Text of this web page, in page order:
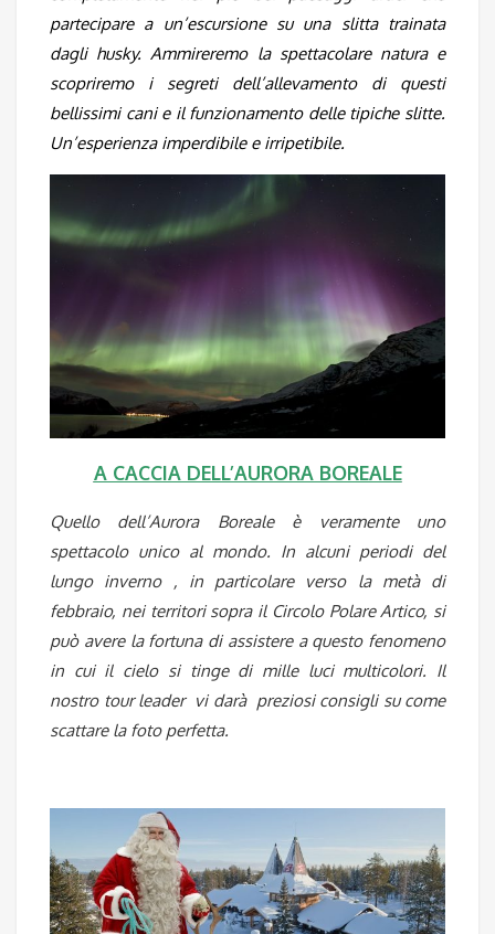
partecipare a un’escursione su una slitta trainata
dagli husky. Ammireremo la spettacolare natura e
scopriremo i segreti dell’allevamento di questi
bellissimi cani e il funzionamento delle tipiche slitte.
Un’esperienza imperdibile e irripetibile.
A CACCIA DELL’AURORA BOREALE
Quello dell’Aurora Boreale è veramente uno
spettacolo unico al mondo. In alcuni periodi del
lungo inverno , in particolare verso la metà di
febbraio, nei territori sopra il Circolo Polare Artico, si
può avere la fortuna di assistere a questo fenomeno
in cui il cielo si tinge di mille luci multicolori. Il
nostro tour leader vi darà preziosi consigli su come
scattare la foto perfetta.